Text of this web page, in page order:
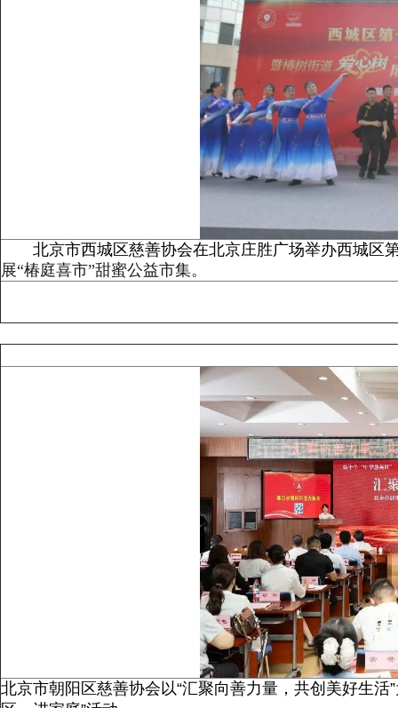
北京市西城区慈善协会在北京庄胜广场举办西城区
展“椿庭喜市”甜蜜公益市集。
北京市朝阳区慈善协会以“汇聚向善力量，共创美好生